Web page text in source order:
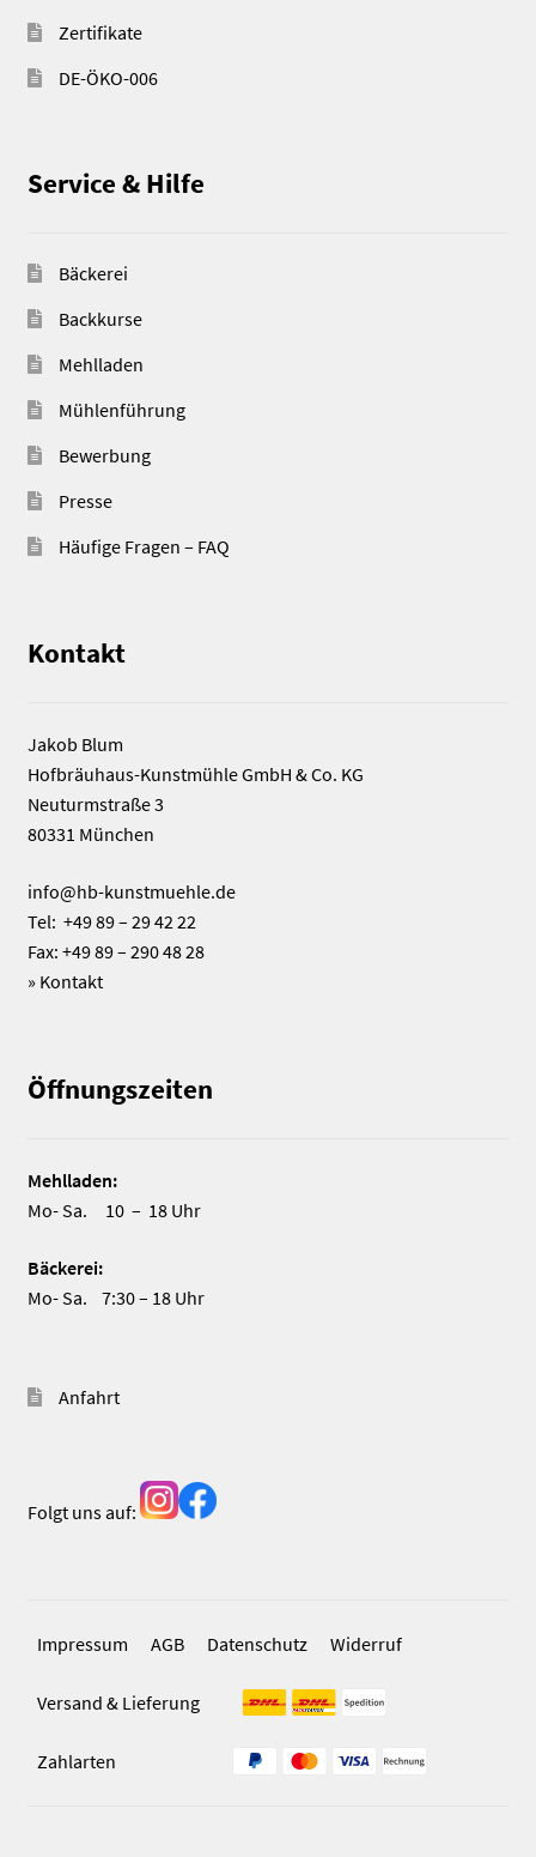
Zertifikate
DE-ÖKO-006
Service & Hilfe
Bäckerei
Backkurse
Mehlladen
Mühlenführung
Bewerbung
Presse
Häufige Fragen – FAQ
Kontakt
Jakob Blum
Hofbräuhaus-Kunstmühle GmbH & Co. KG
Neuturmstraße 3
80331 München
info@hb-kunstmuehle.de
Tel: +49 89 – 29 42 22
Fax: +49 89 – 290 48 28
» Kontakt
Öffnungszeiten
Mehlladen:
Mo- Sa. 10 – 18 Uhr
Bäckerei:
Mo- Sa. 7:30 – 18 Uhr
Anfahrt
Folgt uns auf:
Impressum AGB Datenschutz Widerruf
Versand & Lieferung
Zahlarten